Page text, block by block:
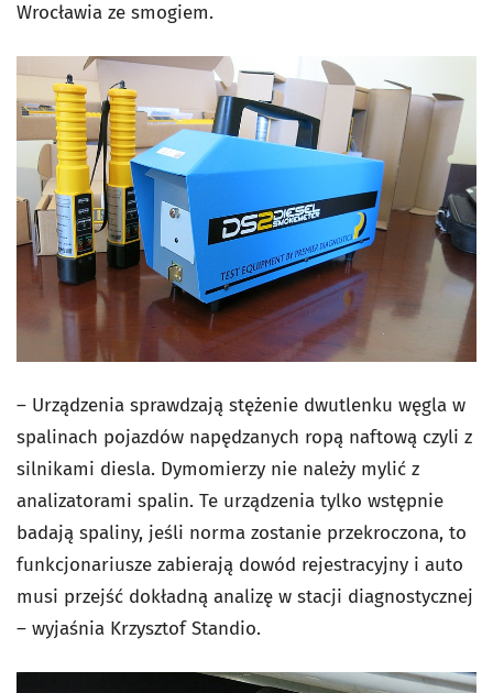
Wrocławia ze smogiem.
– Urządzenia sprawdzają stężenie dwutlenku węgla w
spalinach pojazdów napędzanych ropą naftową czyli z
silnikami diesla. Dymomierzy nie należy mylić z
analizatorami spalin. Te urządzenia tylko wstępnie
badają spaliny, jeśli norma zostanie przekroczona, to
funkcjonariusze zabierają dowód rejestracyjny i auto
musi przejść dokładną analizę w stacji diagnostycznej
– wyjaśnia Krzysztof Standio.